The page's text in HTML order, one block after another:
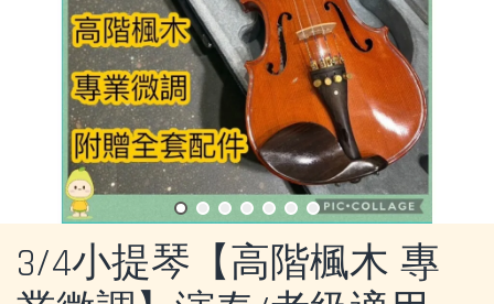
3/4小提琴【高階楓木 專